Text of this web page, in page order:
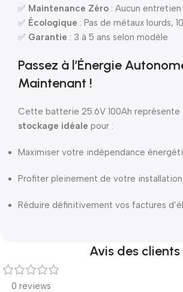
✅ Maintenance Zéro : Aucun entretien
✅ Écologique : Pas de métaux lourds,
✅ Garantie : 3 à 5 ans selon modèle
Passez à l’Énergie
Maintenant !
Cette batterie 25.6V 100Ah représente
stockage idéale pour :
Maximiser votre indépendance
Profiter pleinement de votre
Réduire définitivement vos factures
Avis des clients
0 reviews